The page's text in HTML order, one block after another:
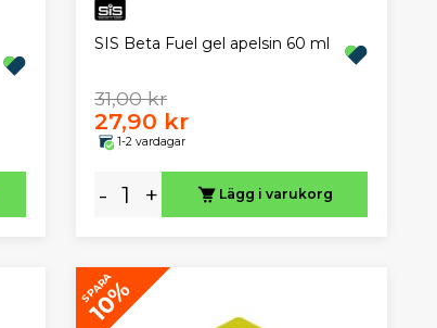
SIS Beta Fuel gel apelsin 60 ml
31,00 kr
27,90 kr
1-2 vardagar
- + Lägg i varukorg
SPARA
10%